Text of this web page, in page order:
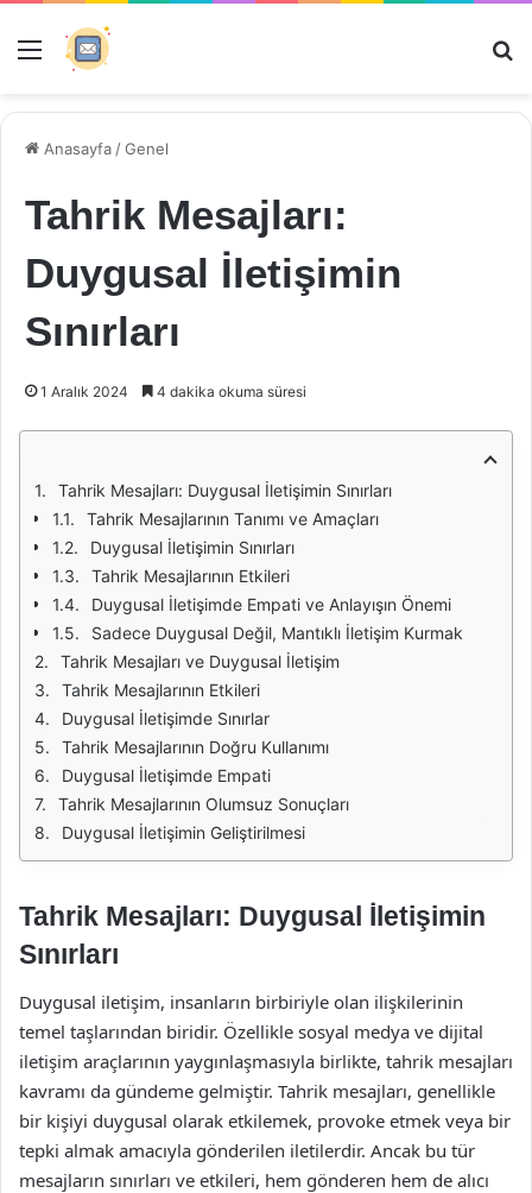
Menü
Anasayfa /Genel
Tahrik Mesajları:
Duygusal İletişimin
Sınırları
1 Aralık 2024 4 dakika okuma süresi
Tahrik Mesajları: Duygusal İletişimin Sınırları
Tahrik Mesajlarının Tanımı ve Amaçları
Duygusal İletişimin Sınırları
Tahrik Mesajlarının Etkileri
Duygusal İletişimde Empati ve Anlayışın Önemi
Sadece Duygusal Değil, Mantıklı İletişim Kurmak
Tahrik Mesajları ve Duygusal İletişim
Tahrik Mesajlarının Etkileri
Duygusal İletişimde Sınırlar
Tahrik Mesajlarının Doğru Kullanımı
Duygusal İletişimde Empati
Tahrik Mesajlarının Olumsuz Sonuçları
Duygusal İletişimin Geliştirilmesi
Tahrik Mesajları: Duygusal İletişimin
Sınırları
Duygusal iletişim, insanların birbiriyle olan ilişkilerinin
temel taşlarından biridir. Özellikle sosyal medya ve dijital
iletişim araçlarının yaygınlaşmasıyla birlikte, tahrik mesajları
kavramı da gündeme gelmiştir. Tahrik mesajları, genellikle
bir kişiyi duygusal olarak etkilemek, provoke etmek veya bir
tepki almak amacıyla gönderilen iletilerdir. Ancak bu tür
mesajların sınırları ve etkileri, hem gönderen hem de alıcı